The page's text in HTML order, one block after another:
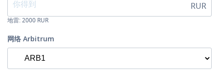
RUR
地雷:2000 RUR
网络 Arbitrum